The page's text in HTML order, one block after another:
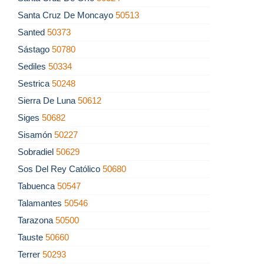
Santa Cruz De Moncayo 50513
Santed 50373
Sástago 50780
Sediles 50334
Sestrica 50248
Sierra De Luna 50612
Siges 50682
Sisamón 50227
Sobradiel 50629
Sos Del Rey Católico 50680
Tabuenca 50547
Talamantes 50546
Tarazona 50500
Tauste 50660
Terrer 50293